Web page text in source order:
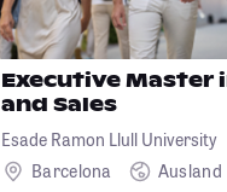
Executive Master
and Sales
Esade Ramon Llull University
Barcelona
Ausland